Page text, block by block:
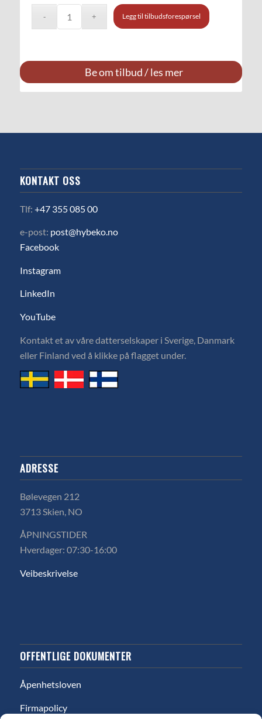
Legg til tilbudsforespørsel
Be om tilbud / les mer
KONTAKT OSS
Tlf: +47 355 085 00
e-post: post@hybeko.no
Facebook
Instagram
LinkedIn
YouTube
Kontakt et av våre datterselskaper i Sverige, Danmark
eller Finland ved å klikke på flagget under.
ADRESSE
Bølevegen 212
3713 Skien, NO
ÅPNINGSTIDER
Hverdager: 07:30-16:00
Veibeskrivelse
OFFENTLIGE DOKUMENTER
Åpenhetsloven
Firmapolicy